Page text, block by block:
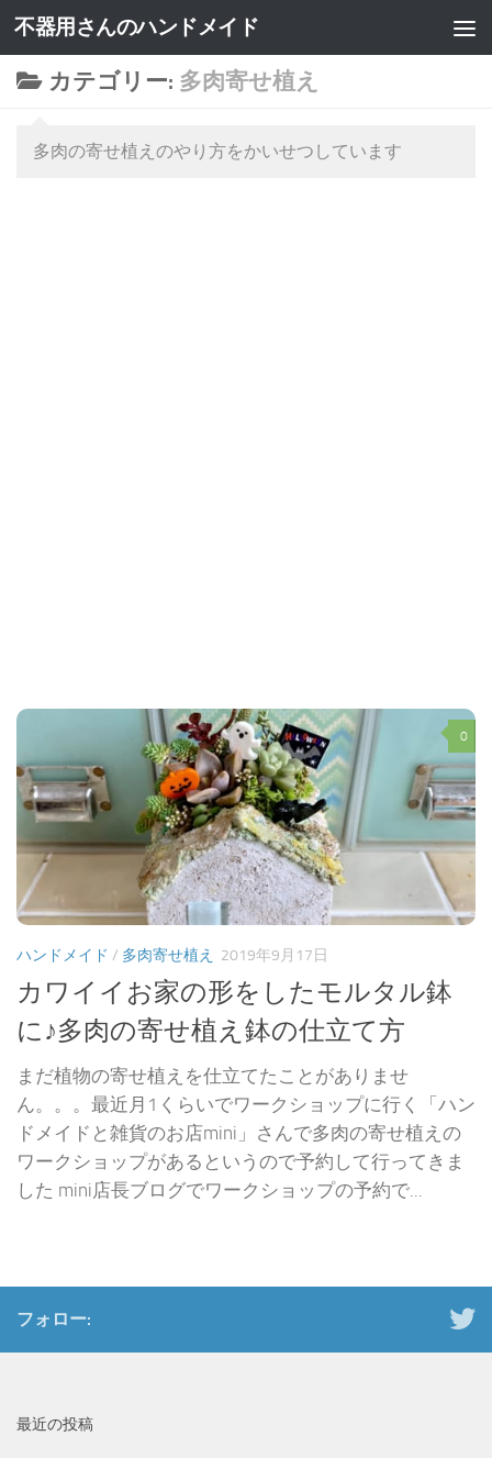
不器用さんのハンドメイド
カテゴリー: 多肉寄せ植え
多肉の寄せ植えのやり方をかいせつしています
0
ハンドメイド / 多肉寄せ植え 2019年9月17日
カワイイお家の形をしたモルタル鉢
に♪多肉の寄せ植え鉢の仕立て方
まだ植物の寄せ植えを仕立てたことがありませ
ん。。。最近月1くらいでワークショップに行く「ハン
ドメイドと雑貨のお店mini」さんで多肉の寄せ植えの
ワークショップがあるというので予約して行ってきま
した mini店長ブログでワークショップの予約で...
フォロー:
最近の投稿